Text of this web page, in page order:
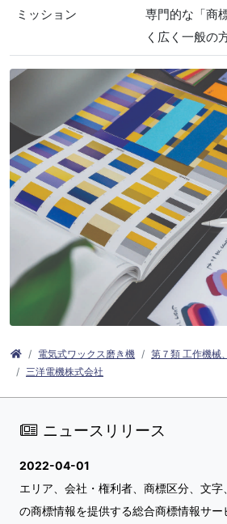
ミッション
専門的な「商
く広く一般の
電気式ワックス磨き機 第７類 工作機械
三洋電機株式会社
ニュースリリース
2022-04-01
エリア、会社・権利者、商標区分、文
の商標情報を提供する総合商標情報サー